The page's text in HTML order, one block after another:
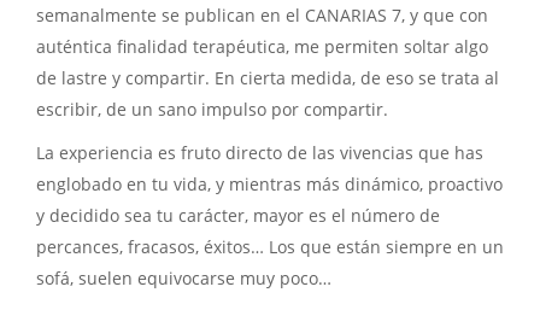
semanalmente se publican en el CANARIAS 7, y que con
auténtica finalidad terapéutica, me permiten soltar algo
de lastre y compartir. En cierta medida, de eso se trata al
escribir, de un sano impulso por compartir.
La experiencia es fruto directo de las vivencias que has
englobado en tu vida, y mientras más dinámico, proactivo
y decidido sea tu carácter, mayor es el número de
percances, fracasos, éxitos… Los que están siempre en un
sofá, suelen equivocarse muy poco…